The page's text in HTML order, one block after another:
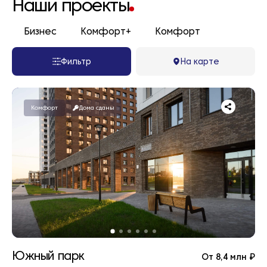
Наши проекты
Бизнес Комфорт+ Комфорт
Фильтр На карте
Комфорт Дома сданы
Южный парк От 8,4 млн ₽